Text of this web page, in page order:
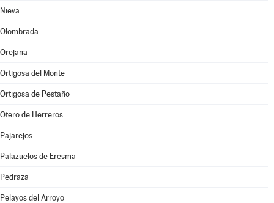
Nieva
Olombrada
Orejana
Ortigosa del Monte
Ortigosa de Pestaño
Otero de Herreros
Pajarejos
Palazuelos de Eresma
Pedraza
Pelayos del Arroyo